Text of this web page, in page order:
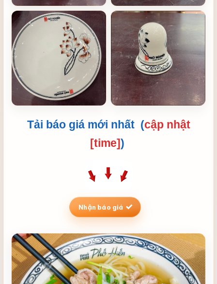
Tải báo giá mới nhất (cập nhật
[time])
Nhận báo giá